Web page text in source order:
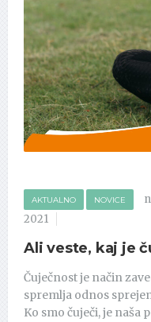
AKTUALNO NOVICE
2021
Ali veste, kaj je
Čuječnost je način
spremlja odnos
Ko smo čuječi, je naša